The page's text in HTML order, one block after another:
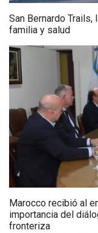
San Bernardo Trails,
familia y salud
Marocco recibió al
importancia del
fronteriza